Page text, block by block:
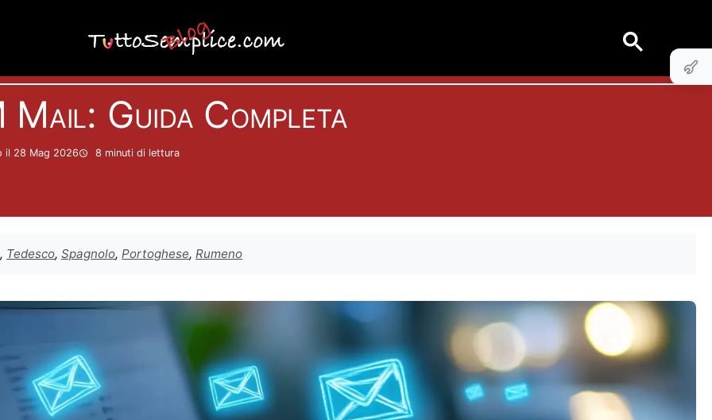
Informatica
Mail: Guida Completa
il 28 Mag 2026 8 minuti di lettura
, Tedesco, Spagnolo, Portoghese, Rumeno